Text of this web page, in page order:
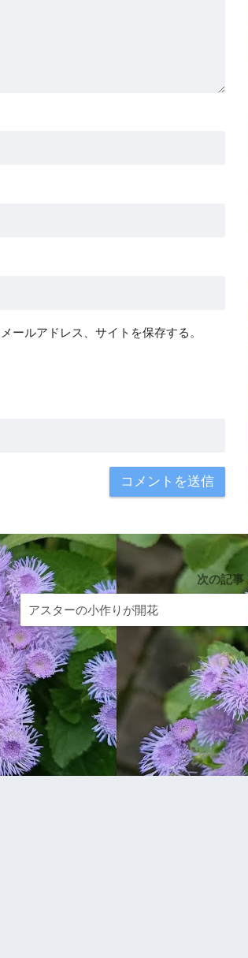
ールアドレス、サイトを保存する。
次の記事
アスターの小作りが開花